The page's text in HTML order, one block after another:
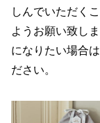
しんでいただく
ようお願い致し
になりたい場合
ださい。